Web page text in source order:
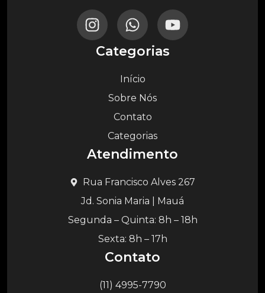
Categorias
Início
Sobre Nós
Contato
Categorias
Atendimento
Rua Francisco Alves 267
Jd. Sonia Maria | Mauá
Segunda – Quinta: 8h – 18h
Sexta: 8h – 17h
Contato
(11) 4995-7790